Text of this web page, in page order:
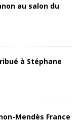
au salon du
à Stéphane
Mendès France